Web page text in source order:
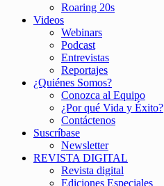
Roaring 20s
Videos
Webinars
Podcast
Entrevistas
Reportajes
¿Quiénes Somos?
Conozca al Equipo
¿Por qué Vida y Éxito?
Contáctenos
Suscríbase
Newsletter
REVISTA DIGITAL
Revista digital
Ediciones Especiales